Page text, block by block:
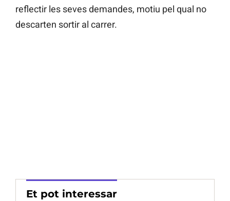
reflectir les seves demandes, motiu pel qual no
descarten sortir al carrer.
Et pot interessar